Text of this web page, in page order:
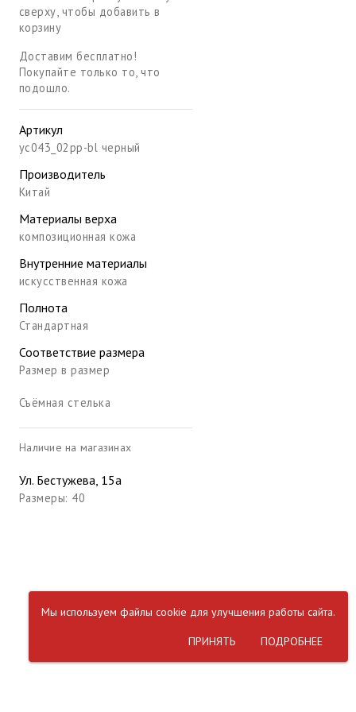
сверху, чтобы добавить в
корзину
Доставим бесплатно!
Покупайте только то, что
подошло.
Артикул
yc043_02pp-bl черный
Производитель
Китай
Материалы верха
композиционная кожа
Внутренние материалы
искусственная кожа
Полнота
Стандартная
Соответствие размера
Размер в размер
Съёмная стелька
Наличие на магазинах
Ул. Бестужева, 15а
Размеры: 40
Мы используем файлы cookie для улучшения работы сайта.
ПРИНЯТЬ ПОДРОБНЕЕ